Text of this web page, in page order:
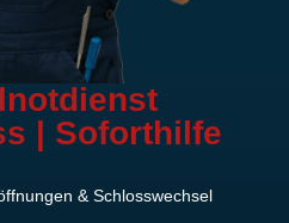
| Soforthilfe
& Schlosswechsel